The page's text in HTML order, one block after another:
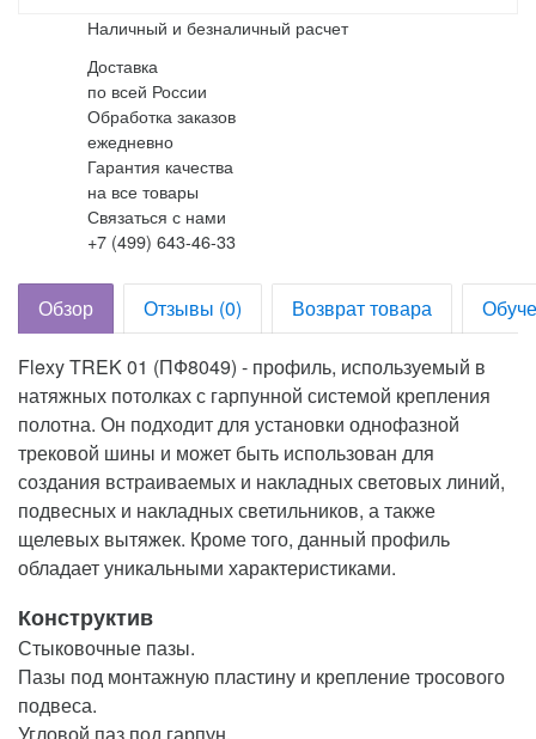
Наличный и безналичный расчет
Доставка
по всей России
Обработка заказов
ежедневно
Гарантия качества
на все товары
Связаться с нами
+7 (499) 643-46-33
Обзор Отзывы (0) Возврат товара
Flexy TREK 01 (ПФ8049) - профиль, используемый в
натяжных потолках с гарпунной системой крепления
полотна. Он подходит для установки однофазной
трековой шины и может быть использован для
создания встраиваемых и накладных световых линий,
подвесных и накладных светильников, а также
щелевых вытяжек. Кроме того, данный профиль
обладает уникальными характеристиками.
Конструктив
Стыковочные пазы.
Пазы под монтажную пластину и крепление тросового
подвеса.
Угловой паз под гарпун.